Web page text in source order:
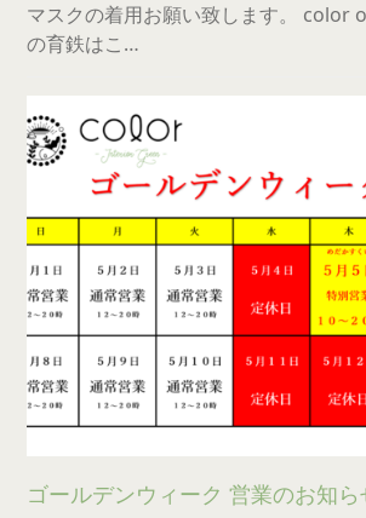
マスクの着用お願い致します。
の育鉄はこ…
ゴールデンウィーク 営業のお知ら